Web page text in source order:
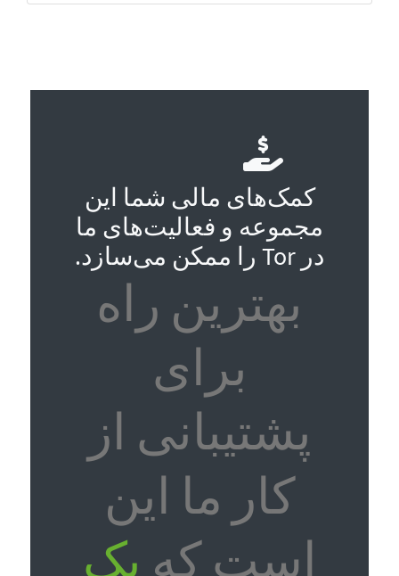
کمک‌های مالی شما این
مجموعه و فعالیت‌های ما
در Tor را ممکن می‌سازد.
بهترین راه
برای
پشتیبانی از
کار ما این
است که یک